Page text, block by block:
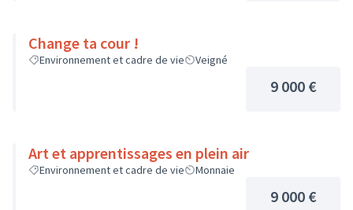
Change ta cour !
Environnement et cadre de vie Veigné
9 000 €
Art et apprentissages en plein air
Environnement et cadre de vie Monnaie
9 000 €